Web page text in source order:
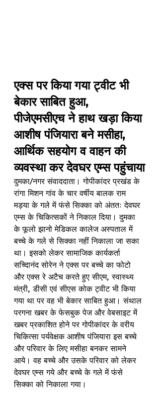
एक्स पर किया गया ट्वीट भी
बेकार साबित हुआ,
पीजेएमसीएच ने हाथ खड़ा किया
आशीष पंजियारा बने मसीहा,
आर्थिक सहयोग व वाहन की
व्यवस्था कर देवघर एम्स पहुंचाया
दुमका/नगर संवाददाता। गोपीकांदर प्रखंड के
रांगा मिशन गांव के चार वर्षीय बालक राम
मड़या के गले में फंसे सिक्का को अंततः देवघर
एम्स के चिकित्सकों ने निकाल दिया। दुमका
के फूलो झानो मेडिकल कालेज अस्पताल में
बच्चे के गले से सिक्का नहीं निकाला जा सका
था। इसको लेकर सामाजिक कार्यकर्ता
सच्दिानंद सोरेन ने एक्स पर बच्चे का फोटो
और एक्स रे अटैच करते हुए सीएम, स्वास्थ्य
मंत्री, डीसी एवं सीएस कोक ट्वीट भी किया
गया था पर वह भी बेकार साबित हुआ। संथाल
परगना खबर के फेसबुक पेज और वेबसाइट में
खबर प्रकाशित होने पर गोपीकांदर के वरीय
चिकित्सा पर्यवेक्षक आशीष पंजियारा इस बच्चे
और परिवार के लिए मसीहा बनकर सामने
आये। वह बच्चे और उसके परिवार को लेकर
देवघर एम्स गये और बच्चे के गले में फंसे
सिक्का को निकाला गया।